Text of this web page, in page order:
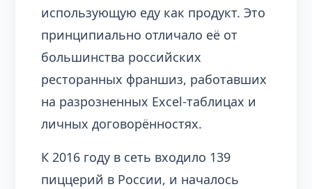
использующую еду как продукт. Это
принципиально отличало её от
большинства российских
ресторанных франшиз, работавших
на разрозненных Excel-таблицах и
личных договорённостях.
К 2016 году в сеть входило 139
пиццерий в России, и началось